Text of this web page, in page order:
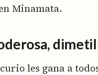
Minamata.
les gana a